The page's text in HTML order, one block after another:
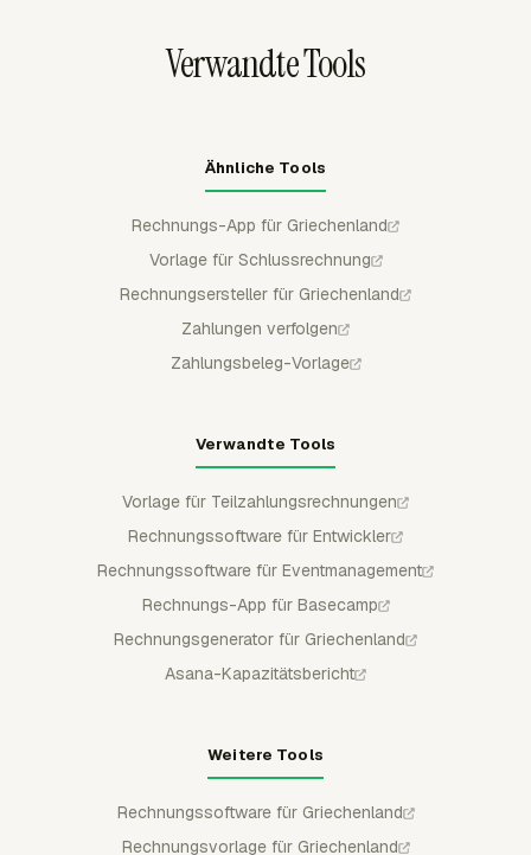
Verwandte Tools
Ähnliche Tools
Rechnungs-App für Griechenland
Vorlage für Schlussrechnung
Rechnungsersteller für Griechenland
Zahlungen verfolgen
Zahlungsbeleg-Vorlage
Verwandte Tools
Vorlage für Teilzahlungsrechnungen
Rechnungssoftware für Entwickler
Rechnungssoftware für Eventmanagement
Rechnungs-App für Basecamp
Rechnungsgenerator für Griechenland
Asana-Kapazitätsbericht
Weitere Tools
Rechnungssoftware für Griechenland
Rechnungsvorlage für Griechenland